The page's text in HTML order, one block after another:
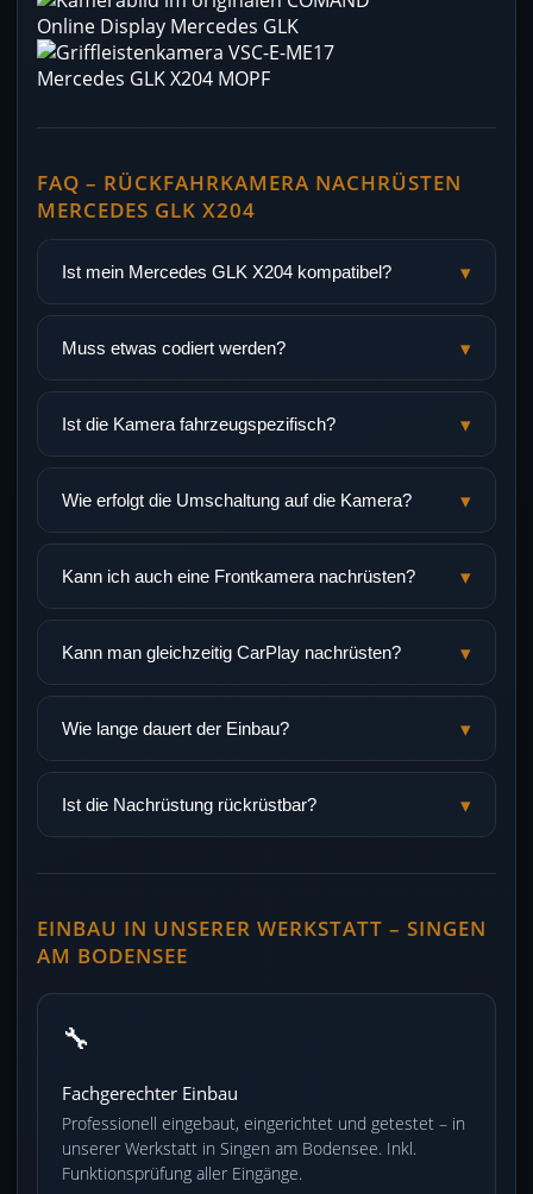
FAQ – RÜCKFAHRKAMERA NACHRÜSTEN
MERCEDES GLK X204
Ist mein Mercedes GLK X204 kompatibel? ▾
Muss etwas codiert werden? ▾
Ist die Kamera fahrzeugspezifisch? ▾
Wie erfolgt die Umschaltung auf die Kamera? ▾
Kann ich auch eine Frontkamera nachrüsten? ▾
Kann man gleichzeitig CarPlay nachrüsten? ▾
Wie lange dauert der Einbau? ▾
Ist die Nachrüstung rückrüstbar? ▾
EINBAU IN UNSERER WERKSTATT – SINGEN
AM BODENSEE
🔧
Fachgerechter Einbau
Professionell eingebaut, eingerichtet und getestet – in
unserer Werkstatt in Singen am Bodensee. Inkl.
Funktionsprüfung aller Eingänge.